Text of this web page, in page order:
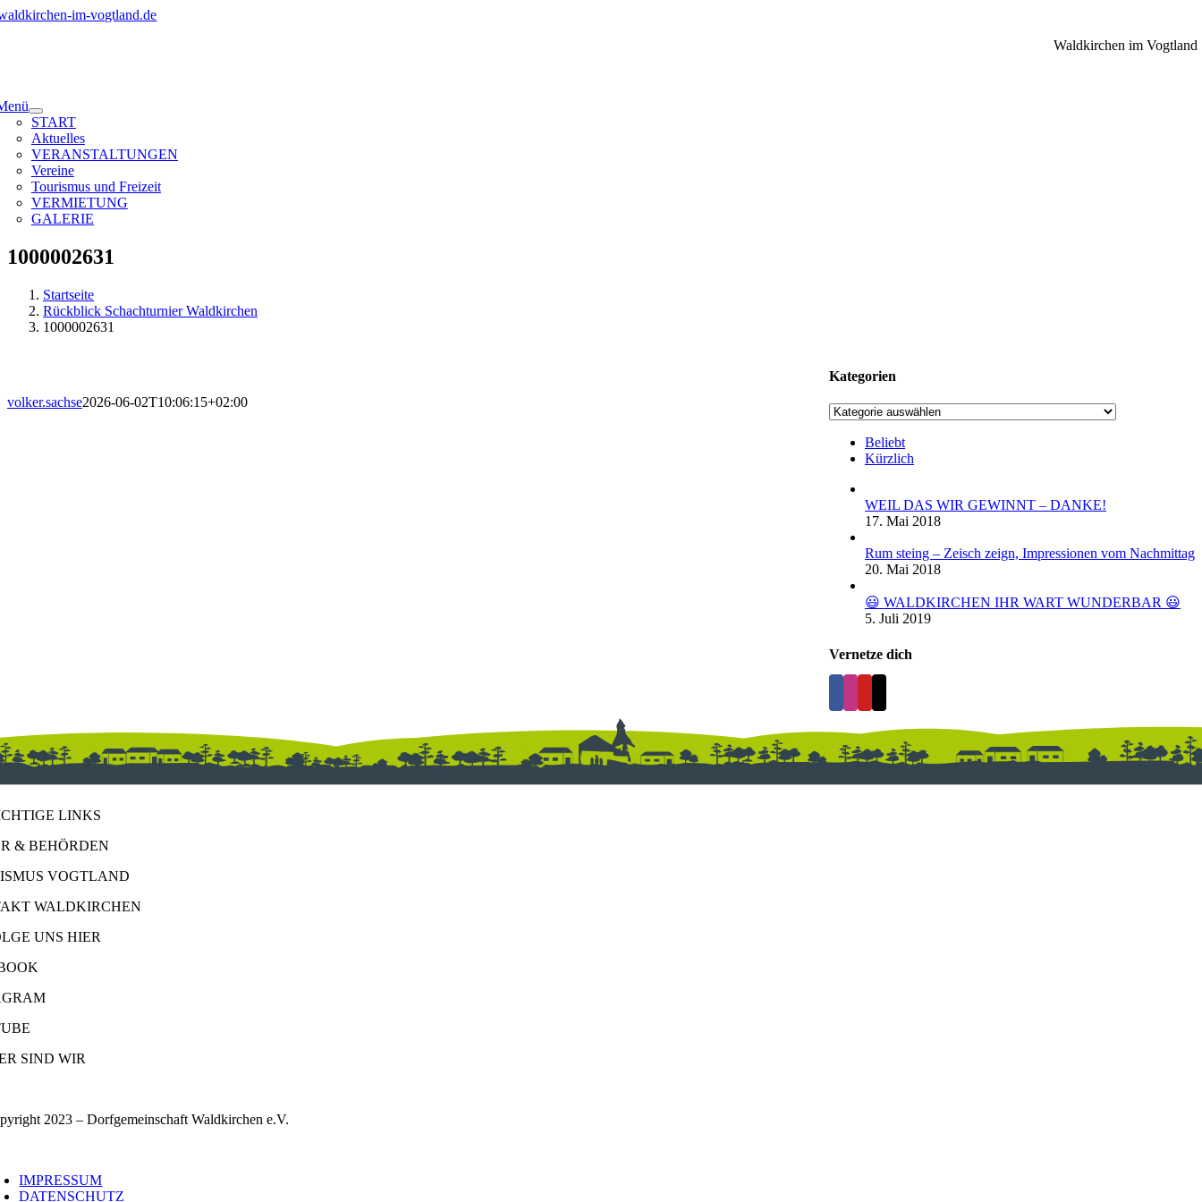
Zum
Waldkirchen im Vogtland
START
Aktuelles
VERANSTALTUNGEN
Vereine
Tourismus und Freizeit
VERMIETUNG
GALERIE
1000002631
Startseite
Rückblick Schachturnier Waldkirchen
1000002631
volker.sachse2026-06-02T10:06:15+02:00
Kategorien
Kategorien
Beliebt
Kürzlich
WEIL DAS WIR GEWINNT – DANKE!
17. Mai 2018
Rum steing – Zeisch zeign, Impressionen vom Nachmittag
20. Mai 2018
😃 WALDKIRCHEN IHR WART WUNDERBAR 😃
5. Juli 2019
Vernetze dich
LINKS
& BEHÖRDEN
VOGTLAND
WALDKIRCHEN
UNS HIER
SIND WIR
2023 – Dorfgemeinschaft Waldkirchen e.V.
IMPRESSUM
DATENSCHUTZ